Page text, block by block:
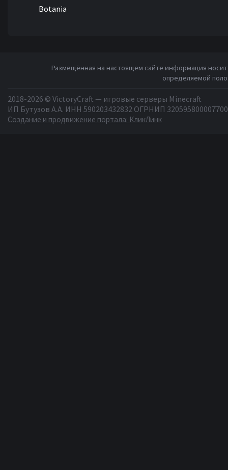
Botania
Размещённая на настоящем сайте информация
определяемой
2018-2026 © VictoryCraft — игровые серверы Minecraft
ИП Бутузов А.А. ИНН 590203432832 ОГРНИП 320595800007700
Создание и продвижение портала: КликЛинк